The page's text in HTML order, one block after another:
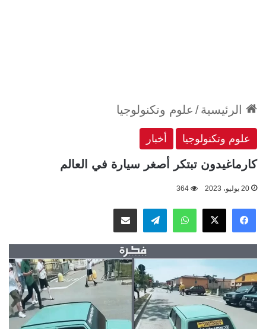
الرئيسية/ علوم وتكنولوجيا
علوم وتكنولوجيا أخبار
كارماغيدون تبتكر أصغر سيارة في العالم
20 يوليو، 2023 364
فيسبوك
‫X واتسابتيلقراممشاركة عبر البريد